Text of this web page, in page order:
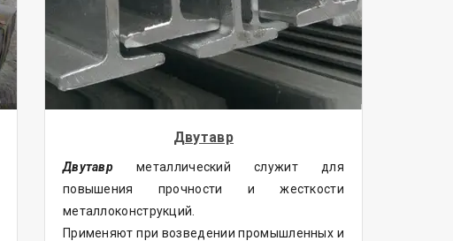
Двутавр
Двутавр металлический служит для
повышения прочности и жесткости
металлоконструкций.
Применяют при возведении промышленных и